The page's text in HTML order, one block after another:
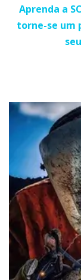
Aprenda a
torne-se um